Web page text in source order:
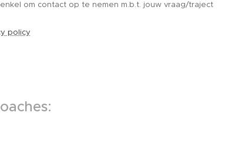
om contact op te nemen m.b.t. jouw vraag/traject
policy